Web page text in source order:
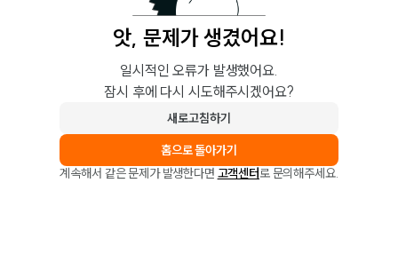
앗, 문제가 생겼어요!
일시적인 오류가 발생했어요.
잠시 후에 다시 시도해주시겠어요?
새로고침하기
홈으로 돌아가기
계속해서 같은 문제가 발생한다면 고객센터로 문의해주세요.